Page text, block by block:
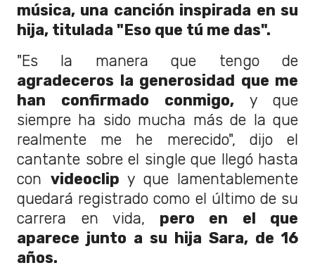
música, una canción inspirada en su
hija, titulada "Eso que tú me das".
"Es la manera que tengo de
agradeceros la generosidad que me
han confirmado conmigo, y que
siempre ha sido mucha más de la que
realmente me he merecido", dijo el
cantante sobre el single que llegó hasta
con videoclip y que lamentablemente
quedará registrado como el último de su
carrera en vida, pero en el que
aparece junto a su hija Sara, de 16
años.